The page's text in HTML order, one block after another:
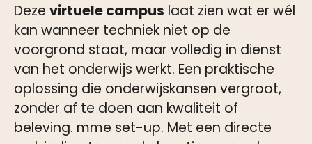
Deze virtuele campus laat zien wat er wél
kan wanneer techniek niet op de
voorgrond staat, maar volledig in dienst
van het onderwijs werkt. Een praktische
oplossing die onderwijskansen vergroot,
zonder af te doen aan kwaliteit of
beleving. mme set-up. Met een directe